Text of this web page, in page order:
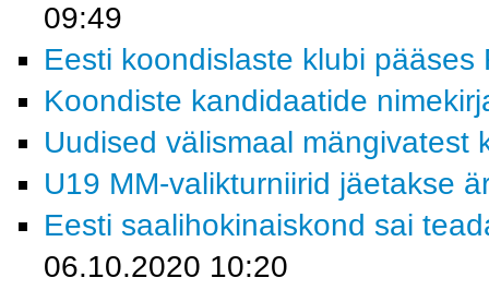
09:49
Eesti koondislaste klubi pääses
Koondiste kandidaatide
Uudised välismaal mängivatest
U19 MM-valikturniirid jäetakse
Eesti saalihokinaiskond sai
06.10.2020 10:20